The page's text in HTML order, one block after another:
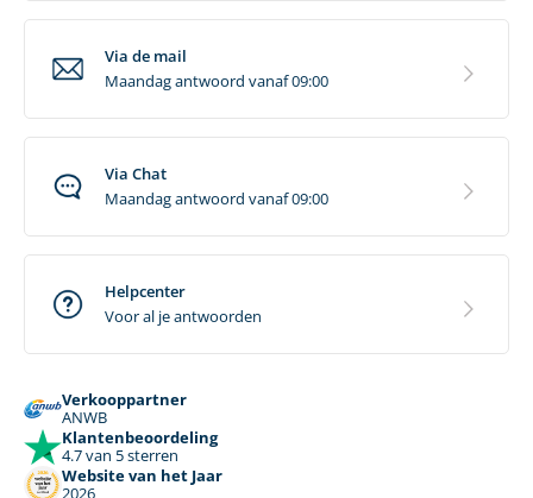
Via de mail
Maandag antwoord vanaf 09:00
Via Chat
Maandag antwoord vanaf 09:00
Helpcenter
Voor al je antwoorden
Verkooppartner
ANWB
Klantenbeoordeling
4.7 van 5 sterren
Website van het Jaar
2026